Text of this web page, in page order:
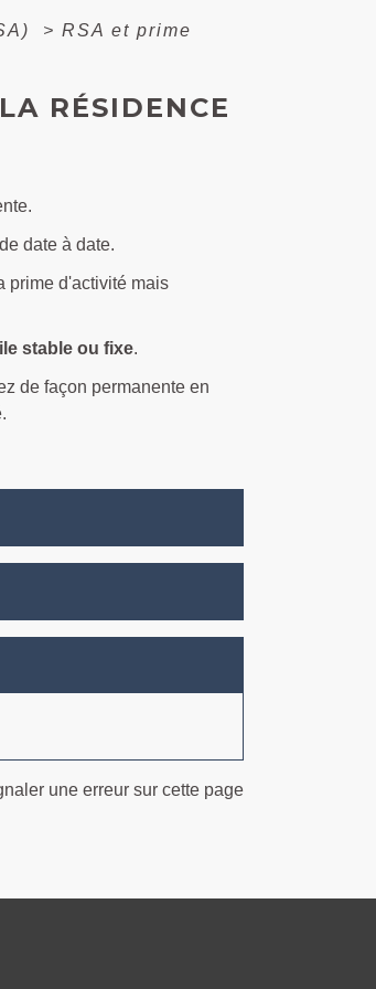
> RSA et prime
RÉSIDENCE
date à date.
prime d'activité mais
stable ou fixe.
de façon permanente en
une erreur sur cette page